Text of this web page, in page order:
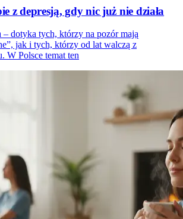
z depresją, gdy nic już nie działa
– dotyka tych, którzy na pozór mają
jak i tych, którzy od lat walczą z
W Polsce temat ten